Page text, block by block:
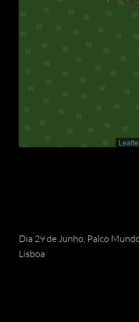
Dia 29 de Junho, Palco
Lisboa